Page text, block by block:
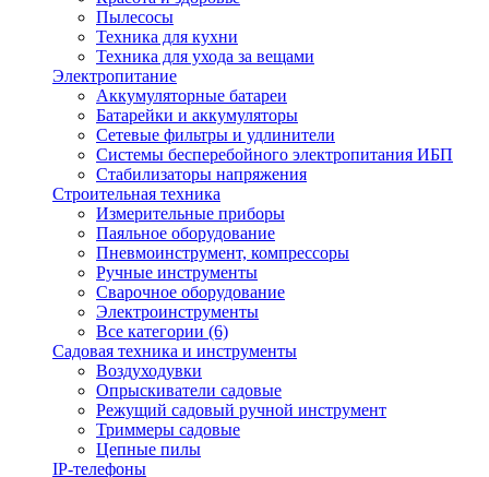
Пылесосы
Техника для кухни
Техника для ухода за вещами
Электропитание
Аккумуляторные батареи
Батарейки и аккумуляторы
Сетевые фильтры и удлинители
Системы бесперебойного электропитания ИБП
Стабилизаторы напряжения
Строительная техника
Измерительные приборы
Паяльное оборудование
Пневмоинструмент, компрессоры
Ручные инструменты
Сварочное оборудование
Электроинструменты
Все категории (6)
Садовая техника и инструменты
Воздуходувки
Опрыскиватели садовые
Режущий садовый ручной инструмент
Триммеры садовые
Цепные пилы
IP-телефоны